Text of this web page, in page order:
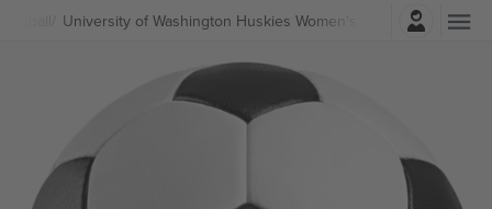
University of Washington Huskies Women's Soccer Билети
Најави се